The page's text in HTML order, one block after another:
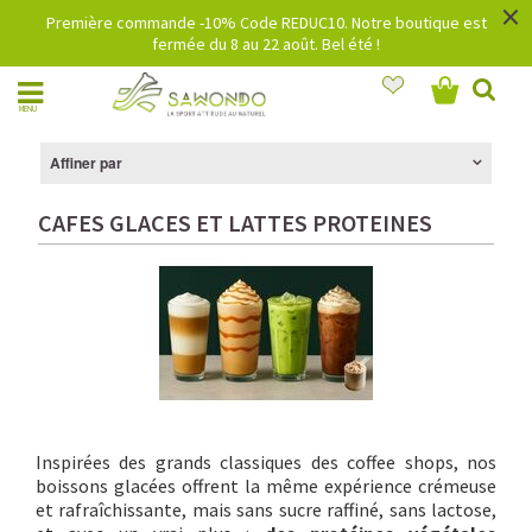
Première commande -10% Code REDUC10. Notre boutique est
fermée du 8 au 22 août. Bel été !
×
MENU
Affiner par
CAFES GLACES ET LATTES PROTEINES
Inspirées des grands classiques des coffee shops, nos
boissons glacées offrent la même expérience crémeuse
et rafraîchissante, mais sans sucre raffiné, sans lactose,